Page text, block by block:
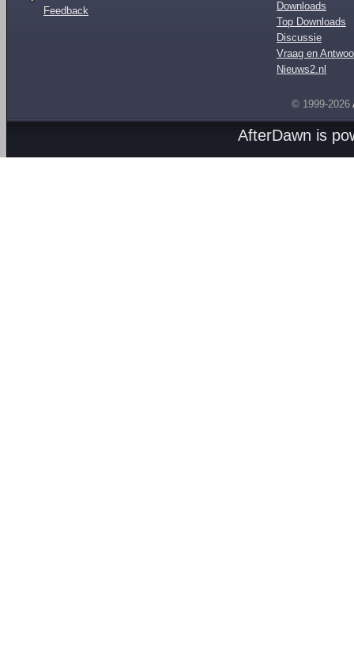
Feedback
Downloads
Top Downloads
Discussie
Vraag en
Nieuws2.nl
© 1999-2026
AfterDawn is